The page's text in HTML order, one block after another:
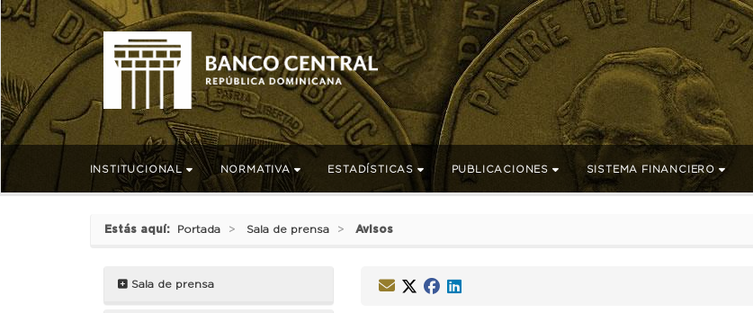
INSTITUCIONAL NORMATIVA ESTADÍSTICAS PUBLICACIONES SISTEMA FINANCIERO
Estás aquí: Portada Sala de prensa Avisos
Sala de prensa